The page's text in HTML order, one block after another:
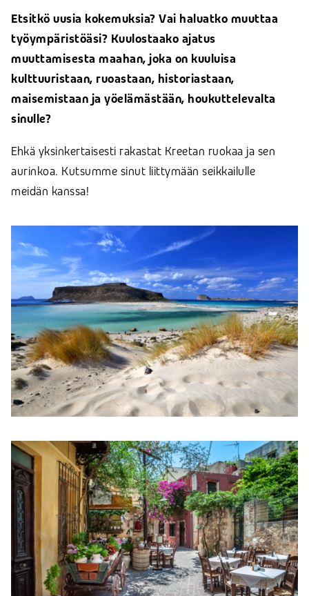
Etsitkö uusia kokemuksia? Vai haluatko muuttaa
työympäristöäsi? Kuulostaako ajatus
muuttamisesta maahan, joka on kuuluisa
kulttuuristaan, ruoastaan, historiastaan,
maisemistaan ja yöelämästään, houkuttelevalta
sinulle?
Ehkä yksinkertaisesti rakastat Kreetan ruokaa ja sen
aurinkoa. Kutsumme sinut liittymään seikkailulle
meidän kanssa!